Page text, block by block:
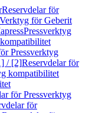
Reservdelar för
Verktyg för Geberit
Pressverktyg
Pressverktyg
/ [2]Reservdelar för
kompatibilitet
för Pressverktyg
för